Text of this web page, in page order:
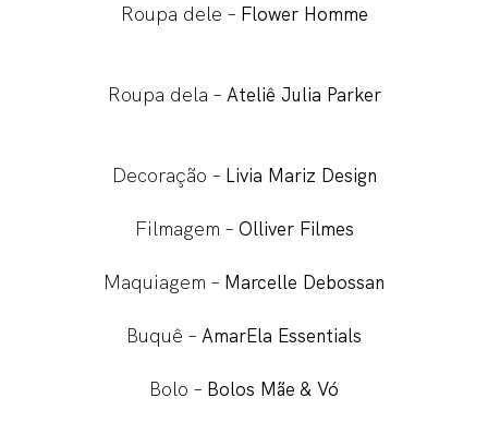
Roupa dele – Flower Homme
Roupa dela – Ateliê Julia Parker
Decoração – Livia Mariz Design
Filmagem – Olliver Filmes
Maquiagem – Marcelle Debossan
Buquê – AmarEla Essentials
Bolo – Bolos Mãe & Vó